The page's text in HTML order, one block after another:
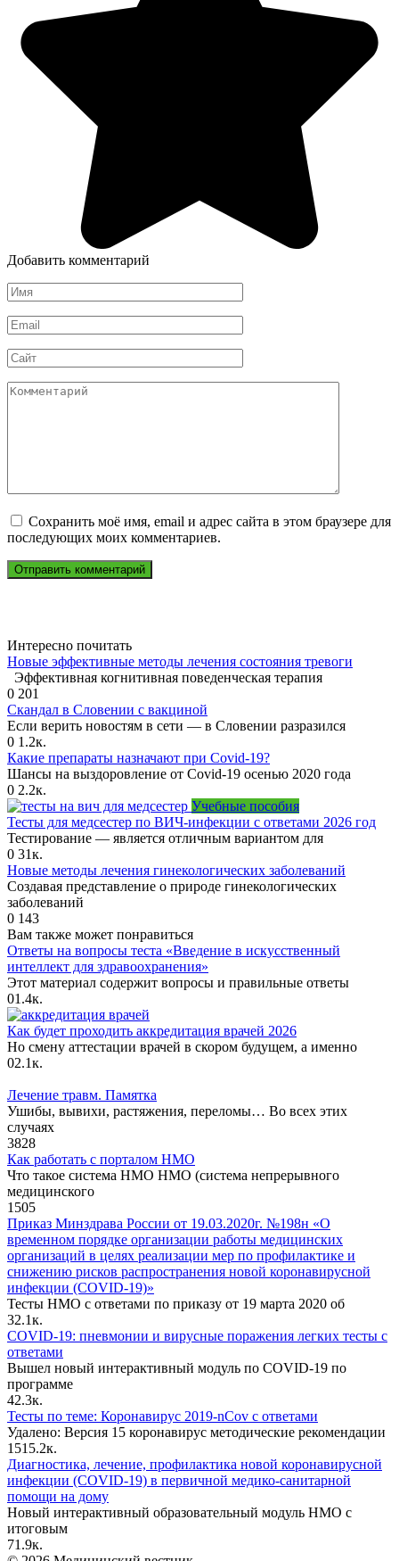
Добавить комментарий
Имя
*
Email
*
Сайт
Комментарий
Сохранить моё имя, email и адрес сайта в этом браузере для
последующих моих комментариев.
Интересно почитать
Новые эффективные методы лечения состояния тревоги
Эффективная когнитивная поведенческая терапия
0 201
Скандал в Словении с вакциной
Если верить новостям в сети — в Словении разразился
0 1.2к.
Какие препараты назначают при Covid-19?
Шансы на выздоровление от Covid-19 осенью 2020 года
0 2.2к.
Учебные пособия
Тесты для медсестер по ВИЧ-инфекции с ответами 2026 год
Тестирование — является отличным вариантом для
0 31к.
Новые методы лечения гинекологических заболеваний
Создавая представление о природе гинекологических
заболеваний
0 143
Вам также может понравиться
Ответы на вопросы теста «Введение в искусственный
интеллект для здравоохранения»
Этот материал содержит вопросы и правильные ответы
01.4к.
Как будет проходить аккредитация врачей 2026
Но смену аттестации врачей в скором будущем, а именно
02.1к.
Лечение травм. Памятка
Ушибы, вывихи, растяжения, переломы… Во всех этих
случаях
3828
Как работать с порталом НМО
Что такое система НМО НМО (система непрерывного
медицинского
1505
Приказ Минздрава России от 19.03.2020г. №198н «О
временном порядке организации работы медицинских
организаций в целях реализации мер по профилактике и
снижению рисков распространения новой коронавирусной
инфекции (COVID-19)»
Тесты НМО с ответами по приказу от 19 марта 2020 об
32.1к.
COVID-19: пневмонии и вирусные поражения легких тесты с
ответами
Вышел новый интерактивный модуль по COVID-19 по
программе
42.3к.
Тесты по теме: Коронавирус 2019-nCov с ответами
Удалено: Версия 15 коронавирус методические рекомендации
1515.2к.
Диагностика, лечение, профилактика новой коронавирусной
инфекции (COVID-19) в первичной медико-санитарной
помощи на дому
Новый интерактивный образовательный модуль НМО с
итоговым
71.9к.